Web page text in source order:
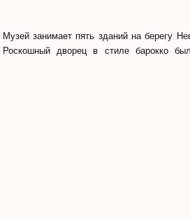
занимает пять зданий на берегу
дворец в стиле барокко был